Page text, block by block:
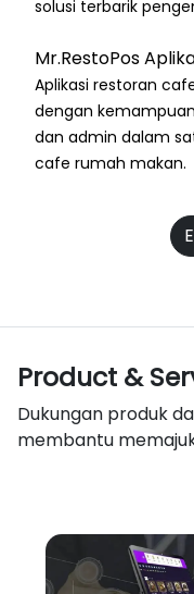
solusi terbarik
Mr.RestoPos
Aplikasi restoran
dengan
dan admin dalam
cafe rumah makan.
Product &
Dukungan produk
membantu